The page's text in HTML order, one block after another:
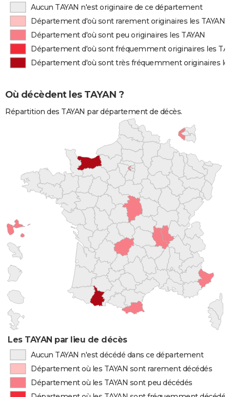
Aucun TAYAN n'est originaire de ce département
Département d'où sont rarement originaires les TAYAN
Département d'où sont peu originaires les TAYAN
Département d'où sont fréquemment originaires les
Département d'où sont très fréquemment originaires
Où décèdent les TAYAN ?
Répartition des TAYAN par département de décès.
Les TAYAN par lieu de décès
Aucun TAYAN n'est décédé dans ce département
Département où les TAYAN sont rarement décédés
Département où les TAYAN sont peu décédés